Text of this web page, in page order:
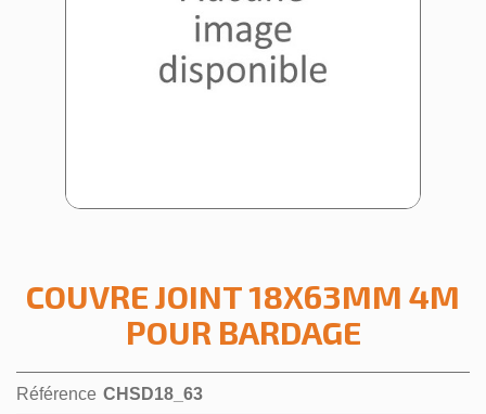
COUVRE JOINT 18X63MM 4M
POUR BARDAGE
Référence CHSD18_63